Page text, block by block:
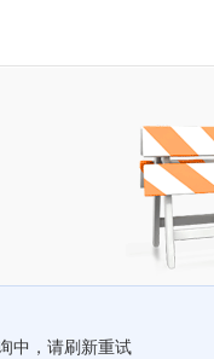
中，请刷新重试